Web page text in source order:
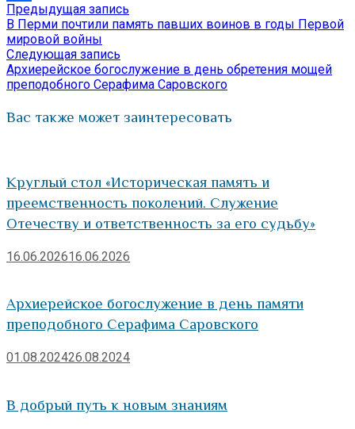
Отправить
Навигация
по
записям
Предыдущая запись
запись:
В Перми почтили память павших воинов в годы Первой
мировой войны
Следующая запись
запись:
Архиерейское богослужение в день обретения мощей
преподобного Серафима Саровского
Вас также может заинтересовать
Круглый стол «Историческая память и
преемственность поколений. Служение
Отечеству и ответственность за его судьбу»
16.06.202616.06.2026
Архиерейское богослужение в день памяти
преподобного Серафима Саровского
01.08.202426.08.2024
В добрый путь к новым знаниям